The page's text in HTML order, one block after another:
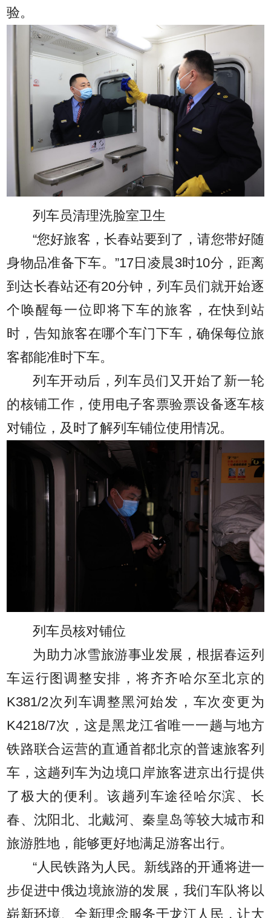
验。
列车员清理洗脸室卫生
“您好旅客，长春站要到了，请您带好随
身物品准备下车。”17日凌晨3时10分，距离
到达长春站还有20分钟，列车员们就开始逐
个唤醒每一位即将下车的旅客，在快到站
时，告知旅客在哪个车门下车，确保每位旅
客都能准时下车。
列车开动后，列车员们又开始了新一轮
的核铺工作，使用电子客票验票设备逐车核
对铺位，及时了解列车铺位使用情况。
列车员核对铺位
为助力冰雪旅游事业发展，根据春运列
车运行图调整安排，将齐齐哈尔至北京的
K381/2次列车调整黑河始发，车次变更为
K4218/7次，这是黑龙江省唯一一趟与地方
铁路联合运营的直通首都北京的普速旅客列
车，这趟列车为边境口岸旅客进京出行提供
了极大的便利。该趟列车途径哈尔滨、长
春、沈阳北、北戴河、秦皇岛等较大城市和
旅游胜地，能够更好地满足游客出行。
“人民铁路为人民。新线路的开通将进一
步促进中俄边境旅游的发展，我们车队将以
崭新环境、全新理念服务于龙江人民，让大